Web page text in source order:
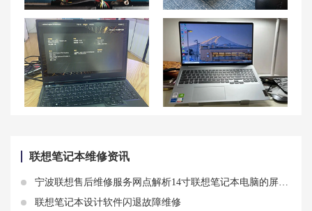
联想小新air14可以加装固态硬盘吗 联想小新14可以扩展内存条吗 联想小新Pro有几种模式 联想小新高性能模式怎么开
联想笔记本维修资讯
宁波联想售后维修服务网点解析14寸联想笔记本电脑的屏幕尺寸知识
联想笔记本设计软件闪退故障维修